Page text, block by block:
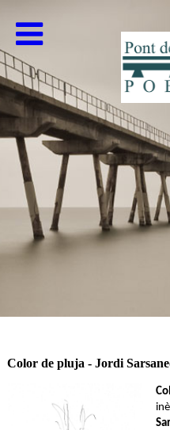
Color de pluja - Jordi